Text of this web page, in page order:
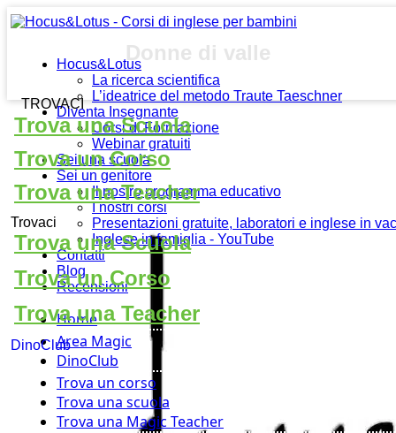
Hocus&Lotus
La ricerca scientifica
L’ideatrice del metodo Traute Taeschner
Diventa Insegnante
Corsi di Formazione
Webinar gratuiti
Sei una scuola
Sei un genitore
Il nostro programma educativo
I nostri corsi
Presentazioni gratuite, laboratori e inglese in
Inglese in famiglia - YouTube
Contatti
Blog
Recensioni
Home
Area Magic
DinoClub
Trova un corso
Trova una scuola
Trova una Magic Teacher
TROVACI
Trova una Scuola
Trova un Corso
Trova una Teacher
Trovaci
Trova una Scuola
Trova un Corso
Trova una Teacher
DinoClub
Donne di valle